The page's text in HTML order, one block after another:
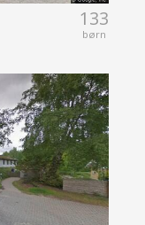
133
børn